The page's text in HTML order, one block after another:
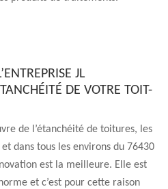
JL
DE VOTRE TOIT-
de l’étanchéité de toitures, les
dans tous les environs du 76430
est la meilleure. Elle est
et c’est pour cette raison